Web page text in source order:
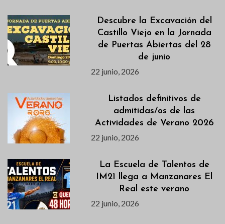
Descubre la Excavación del
Castillo Viejo en la Jornada
de Puertas Abiertas del 28
de junio
22 junio, 2026
Listados definitivos de
admitidas/os de las
Actividades de Verano 2026
22 junio, 2026
La Escuela de Talentos de
IM21 llega a Manzanares El
Real este verano
22 junio, 2026